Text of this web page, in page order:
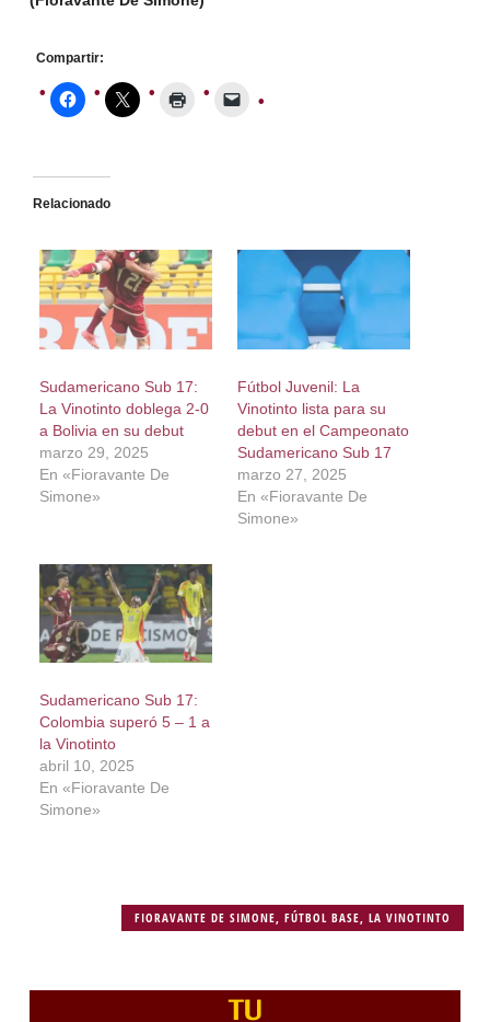
Compartir:
Relacionado
Sudamericano Sub 17:
La Vinotinto doblega 2-0
a Bolivia en su debut
marzo 29, 2025
En «Fioravante De
Simone»
Fútbol Juvenil: La
Vinotinto lista para su
debut en el Campeonato
Sudamericano Sub 17
marzo 27, 2025
En «Fioravante De
Simone»
Sudamericano Sub 17:
Colombia superó 5 – 1 a
la Vinotinto
abril 10, 2025
En «Fioravante De
Simone»
FIORAVANTE DE SIMONE ,FÚTBOL BASE ,LA VINOTINTO